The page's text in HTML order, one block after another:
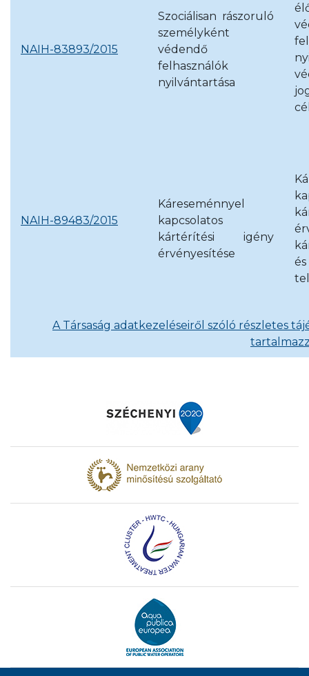
NAIH-83893/2015
Szociálisan rászoruló
személyként
védendő
felhasználók
nyilvántartása
NAIH-89483/2015
Káreseménnyel
kapcsolatos
kártérítési igény
érvényesítése
A Társaság adatkezeléseiről szóló részletes